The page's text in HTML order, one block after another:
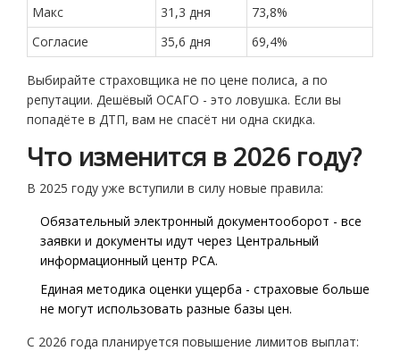
Макс
31,3 дня
73,8%
Согласие
35,6 дня 69,4%
Выбирайте страховщика не по цене полиса, а по
репутации. Дешёвый ОСАГО - это ловушка. Если вы
попадёте в ДТП, вам не спасёт ни одна скидка.
Что изменится в 2026 году?
В 2025 году уже вступили в силу новые правила:
Обязательный электронный документооборот - все
заявки и документы идут через Центральный
информационный центр РСА.
Единая методика оценки ущерба - страховые больше
не могут использовать разные базы цен.
С 2026 года планируется повышение лимитов выплат: